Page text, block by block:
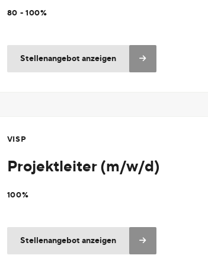
80 - 100%
Stellenangebot anzeigen
VISP
Projektleiter (m/w/d)
100%
Stellenangebot anzeigen